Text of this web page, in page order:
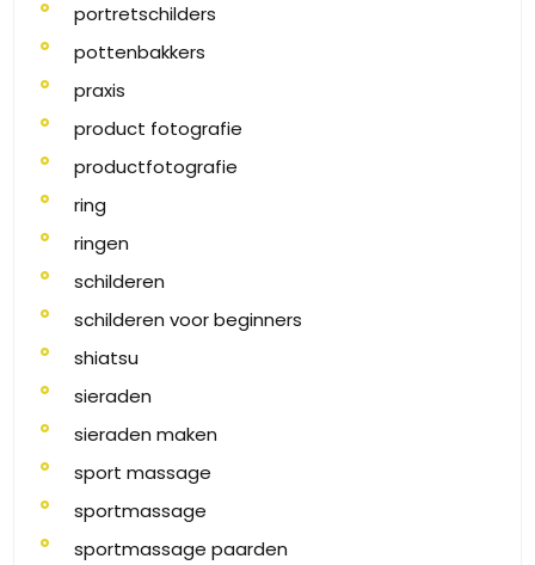
portretschilders
pottenbakkers
praxis
product fotografie
productfotografie
ring
ringen
schilderen
schilderen voor beginners
shiatsu
sieraden
sieraden maken
sport massage
sportmassage
sportmassage paarden